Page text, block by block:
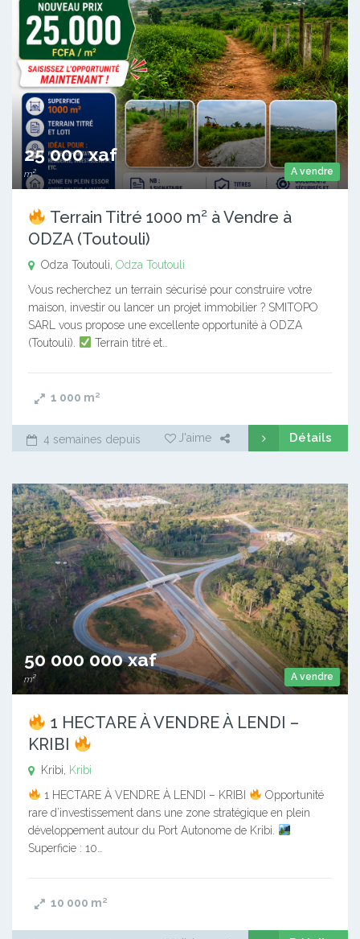
A vendre
25 000 xaf
m²
Terrain Titré 1000 m² à Vendre à
ODZA (Toutouli)
Odza Toutouli, Odza Toutouli
Vous recherchez un terrain sécurisé pour construire votre
maison, investir ou lancer un projet immobilier ? SMITOPO
SARL vous propose une excellente opportunité à ODZA
(Toutouli).
Terrain titré et…
1 000 m²
4 semaines depuis J'aime Détails
A vendre
50 000 000 xaf
m²
1 HECTARE À VENDRE À LENDI –
KRIBI
Kribi,
Kribi
1 HECTARE À VENDRE À LENDI – KRIBI
Opportunité
rare d’investissement dans une zone stratégique en plein
développement autour du Port Autonome de Kribi.
Superficie : 10…
10 000 m²